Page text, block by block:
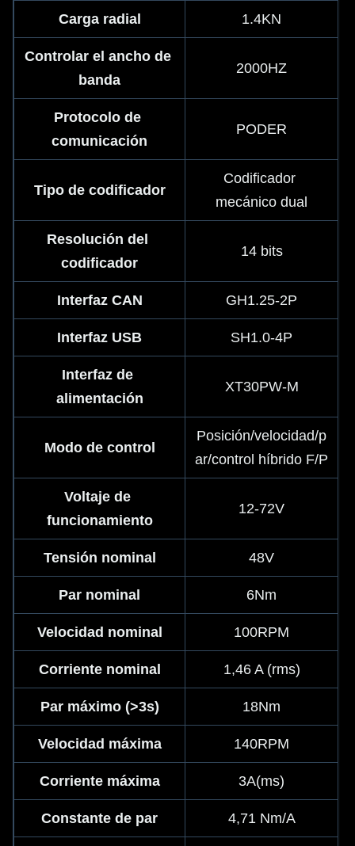
Carga radial 1.4KN
Controlar el ancho de
banda
2000HZ
Protocolo de
comunicación
PODER
Tipo de codificador
Codificador
mecánico dual
Resolución del
codificador
14 bits
Interfaz CAN GH1.25-2P
Interfaz USB SH1.0-4P
Interfaz de
alimentación
XT30PW-M
Modo de control
Posición/velocidad/p
ar/control híbrido F/P
Voltaje de
funcionamiento
12-72V
Tensión nominal 48V
Par nominal 6Nm
Velocidad nominal 100RPM
Corriente nominal 1,46 A (rms)
Par máximo (>3s) 18Nm
Velocidad máxima 140RPM
Corriente máxima 3A(ms)
Constante de par 4,71 Nm/A